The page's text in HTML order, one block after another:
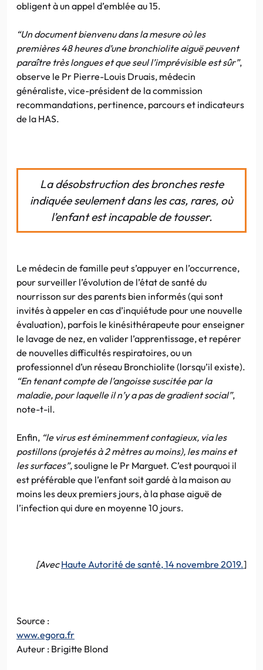
obligent à un appel d’emblée au 15.
“Un document bienvenu dans la mesure où les
premières 48 heures d’une bronchiolite aiguë peuvent
paraître très longues et que seul l’imprévisible est sûr”,
observe le Pr Pierre-Louis Druais, médecin
généraliste, vice-président de la commission
recommandations, pertinence, parcours et indicateurs
de la HAS.
La désobstruction des bronches reste
indiquée seulement dans les cas, rares, où
l’enfant est incapable de tousser.
Le médecin de famille peut s’appuyer en l’occurrence,
pour surveiller l’évolution de l’état de santé du
nourrisson sur des parents bien informés (qui sont
invités à appeler en cas d’inquiétude pour une nouvelle
évaluation), parfois le kinésithérapeute pour enseigner
le lavage de nez, en valider l’apprentissage, et repérer
de nouvelles difficultés respiratoires, ou un
professionnel d’un réseau Bronchiolite (lorsqu’il existe).
“En tenant compte de l’angoisse suscitée par la
maladie, pour laquelle il n’y a pas de gradient social”,
note-t-il.
Enfin, “le virus est éminemment contagieux, via les
postillons (projetés à 2 mètres au moins), les mains et
les surfaces”, souligne le Pr Marguet. C’est pourquoi il
est préférable que l’enfant soit gardé à la maison au
moins les deux premiers jours, à la phase aiguë de
l’infection qui dure en moyenne 10 jours.
[Avec Haute Autorité de santé, 14 novembre 2019.]
Source :
www.egora.fr
Auteur : Brigitte Blond